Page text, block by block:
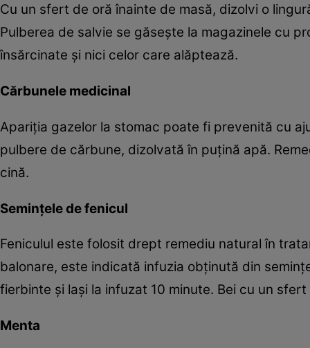
Cu un sfert de oră înainte de masă, dizolvi o
Pulberea de salvie se găseşte la magazinele cu
însărcinate şi nici celor care alăptează.
Cărbunele medicinal
Apariţia gazelor la stomac poate fi prevenită cu
pulbere de cărbune, dizolvată în puţină apă.
cină.
Seminţele de fenicul
Feniculul este folosit drept remediu natural în
balonare, este indicată infuzia obţinută din
fierbinte şi laşi la infuzat 10 minute. Bei cu un
Menta